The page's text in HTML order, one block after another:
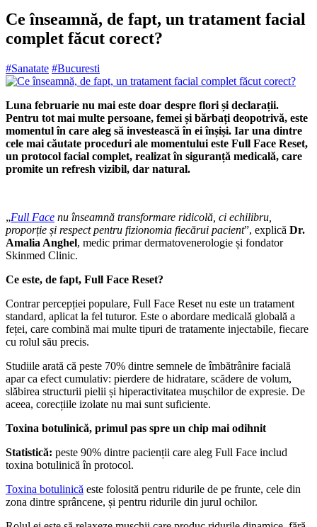
Ce înseamnă, de fapt, un tratament facial
complet făcut corect?
#Sanatate #Bucuresti
Luna februarie nu mai este doar despre flori și declarații.
Pentru tot mai multe persoane, femei și bărbați deopotrivă, este
momentul în care aleg să investească în ei înșiși. Iar una dintre
cele mai căutate proceduri ale momentului este Full Face Reset,
un protocol facial complet, realizat în siguranță medicală, care
promite un refresh vizibil, dar natural.
„Full Face nu înseamnă transformare ridicolă, ci echilibru,
proporție și respect pentru fizionomia fiecărui pacient”, explică Dr.
Amalia Anghel, medic primar dermatovenerologie și fondator
Skinmed Clinic.
Ce este, de fapt, Full Face Reset?
Contrar percepției populare, Full Face Reset nu este un tratament
standard, aplicat la fel tuturor. Este o abordare medicală globală a
feței, care combină mai multe tipuri de tratamente injectabile, fiecare
cu rolul său precis.
Studiile arată că peste 70% dintre semnele de îmbătrânire facială
apar ca efect cumulativ: pierdere de hidratare, scădere de volum,
slăbirea structurii pielii și hiperactivitatea mușchilor de expresie. De
aceea, corecțiile izolate nu mai sunt suficiente.
Toxina botulinică, primul pas spre un chip mai odihnit
Statistică: peste 90% dintre pacienții care aleg Full Face includ
toxina botulinică în protocol.
Toxina botulinică este folosită pentru ridurile de pe frunte, cele din
zona dintre sprâncene, și pentru ridurile din jurul ochilor.